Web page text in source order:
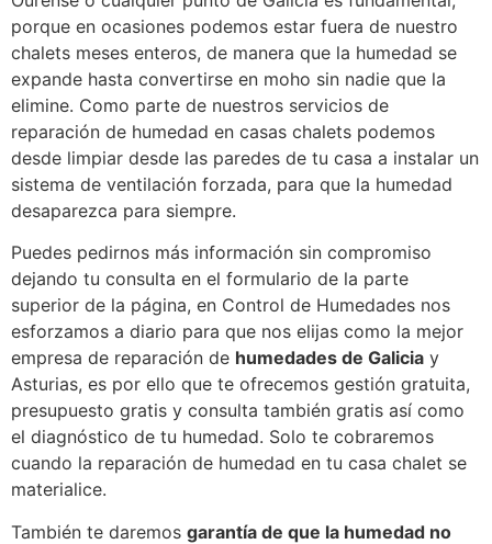
porque en ocasiones podemos estar fuera de nuestro
chalets meses enteros, de manera que la humedad se
expande hasta convertirse en moho sin nadie que la
elimine. Como parte de nuestros servicios de
reparación de humedad en casas chalets podemos
desde limpiar desde las paredes de tu casa a instalar un
sistema de ventilación forzada, para que la humedad
desaparezca para siempre.
Puedes pedirnos más información sin compromiso
dejando tu consulta en el formulario de la parte
superior de la página, en Control de Humedades nos
esforzamos a diario para que nos elijas como la mejor
empresa de reparación de humedades de Galicia y
Asturias, es por ello que te ofrecemos gestión gratuita,
presupuesto gratis y consulta también gratis así como
el diagnóstico de tu humedad. Solo te cobraremos
cuando la reparación de humedad en tu casa chalet se
materialice.
También te daremos garantía de que la humedad no